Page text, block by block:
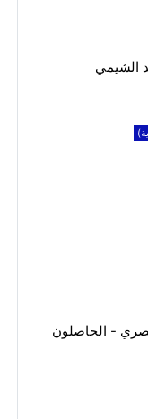
الشيمي
- الحاصلون